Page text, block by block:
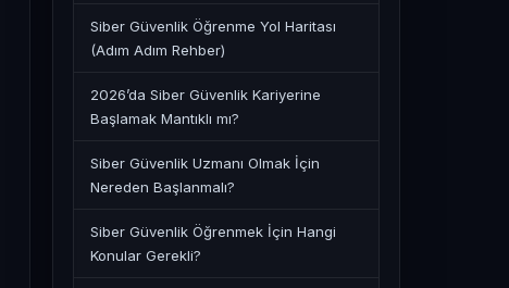
Siber Güvenlik Öğrenme Yol Haritası
(Adım Adım Rehber)
2026’da Siber Güvenlik Kariyerine
Başlamak Mantıklı mı?
Siber Güvenlik Uzmanı Olmak İçin
Nereden Başlanmalı?
Siber Güvenlik Öğrenmek İçin Hangi
Konular Gerekli?